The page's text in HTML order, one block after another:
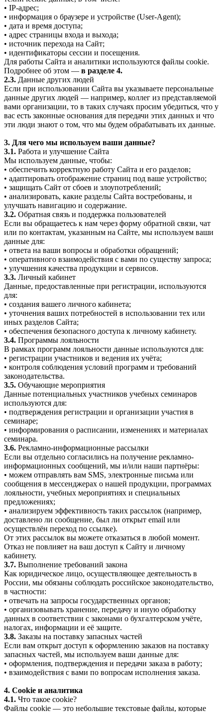
• IP-адрес;
• информация о браузере и устройстве (User-Agent);
• дата и время доступа;
• адрес страницы входа и выхода;
• источник перехода на Сайт;
• идентификаторы сессии и посещения.
Для работы Сайта и аналитики используются файлы cookie.
Подробнее об этом — в разделе 4.
2.3. Данные других людей
Если при использовании Сайта вы указываете персональные
данные других людей — например, коллег из представляемой
вами организации, то в таких случаях просим убедиться, что у
вас есть законные основания для передачи этих данных и что
эти люди знают о том, что мы будем обрабатывать их данные.
3. Для чего мы используем ваши данные?
3.1. Работа и улучшение Сайта
Мы используем данные, чтобы:
• обеспечить корректную работу Сайта и его разделов;
• адаптировать отображение страниц под ваше устройство;
• защищать Сайт от сбоев и злоупотреблений;
• анализировать, какие разделы Сайта востребованы, и
улучшать навигацию и содержание.
3.2. Обратная связь и поддержка пользователей
Если вы обращаетесь к нам через форму обратной связи, чат
или по контактам, указанным на Сайте, мы используем ваши
данные для:
• ответа на ваши вопросы и обработки обращений;
• оперативного взаимодействия с вами по существу запроса;
• улучшения качества продукции и сервисов.
3.3. Личный кабинет
Данные, предоставленные при регистрации, используются
для:
• создания вашего личного кабинета;
• уточнения ваших потребностей в использовании тех или
иных разделов Сайта;
• обеспечения безопасного доступа к личному кабинету.
3.4. Программы лояльности
В рамках программ лояльности данные используются для:
• регистрации участников и ведения их учёта;
• контроля соблюдения условий программ и требований
законодательства.
3.5. Обучающие мероприятия
Данные потенциальных участников учебных семинаров
используются для:
• подтверждения регистрации и организации участия в
семинаре;
• информирования о расписании, изменениях и материалах
семинара.
3.6. Рекламно-информационные рассылки
Если вы отдельно согласились на получение рекламно-
информационных сообщений, мы и/или наши партнёры:
• можем отправлять вам SMS, электронные письма или
сообщения в мессенджерах о нашей продукции, программах
лояльности, учебных мероприятиях и специальных
предложениях;
• анализируем эффективность таких рассылок (например,
доставлено ли сообщение, был ли открыт email или
осуществлён переход по ссылке).
От этих рассылок вы можете отказаться в любой момент.
Отказ не повлияет на ваш доступ к Сайту и личному
кабинету.
3.7. Выполнение требований закона
Как юридическое лицо, осуществляющее деятельность в
России, мы обязаны соблюдать российское законодательство,
в частности:
• отвечать на запросы государственных органов;
• организовывать хранение, передачу и иную обработку
данных в соответствии с законами о бухгалтерском учёте,
налогах, информации и её защите.
3.8. Заказы на поставку запасных частей
Если вам открыт доступ к оформлению заказов на поставку
запасных частей, мы используем ваши данные для:
• оформления, подтверждения и передачи заказа в работу;
• взаимодействия с вами по вопросам исполнения заказа.
4. Cookie и аналитика
4.1. Что такое cookie?
Файлы cookie — это небольшие текстовые файлы, которые